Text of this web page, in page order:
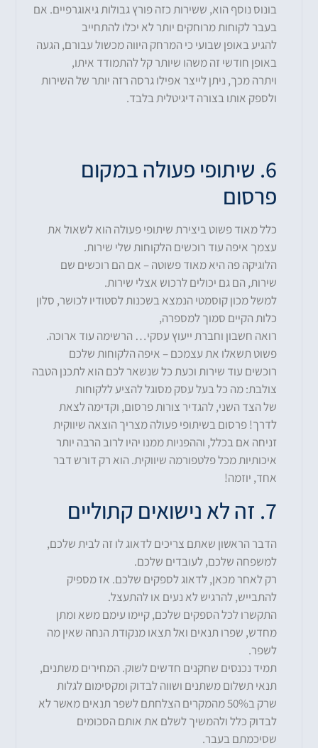
בונוס נוסף הוא, ששירות כזה פורץ גבולות גיאוגרפיים. אם
בעבר לקוחות מרוחקים יותר לא יכלו להתחייב
להגיע באופן שבועי כי המרחק היווה מכשול עבורם, הגעה
באופן חודשי זה משהו שיותר קל להתמודד איתו,
ויתרה מכך, ניתן לייצר אפילו גרסה רזה יותר של השירות
ולספק אותו בצורה דיגיטלית בלבד.
6. שיתופי פעולה במקום
פרסום
כלל מאוד פשוט ביצירת שיתופי פעולה הוא לשאול את
עצמך איפה עוד רוכשים הלקוחות שלי שירות.
הלוגיקה פה היא מאוד פשוטה – אם הם רוכשים שם
שירות, הם גם יכולים לרכוש אצלי שירות.
למשל מכון קוסמטי הנמצא בשכנות לסטודיו לכושר, סלון
כלות הקיים סמוך למספרה,
רואה חשבון וחברת ייעוץ עסקי… הרשימה עוד ארוכה.
פשוט תשאלו את עצמכם – איפה הלקוחות שלכם
רוכשים עוד שירות וכעת כל שנשאר לכם הוא לתכנן הטבה
צולבת: מה כל בעל עסק מסוגל להציע ללקוחות
של הצד השני, להגדיר צורות פרסום, וקדימה לצאת
לדרך! פרסום בשיתופי פעולה מצריך הוצאה שיווקית
זניחה אם בכלל, וההפניות ממנו יהיו לרוב הרבה יותר
איכותיות מכל פלטפורמה שיווקית. הוא רק דורש דבר
אחד, יוזמה!
7. זה לא נישואים קתוליים
הדבר הראשון שאתם צריכים לדאוג לו זה לבית שלכם,
למשפחה שלכם, לעובדים שלכם.
רק לאחר מכאן, לדאוג לספקים שלכם. אז מספיק
להתבייש, להרגיש לא נעים או להתעצל.
התקשרו לכל הספקים שלכם, קיימו עימם משא ומתן
מחדש, שפרו תנאים ואל תצאו מנקודת הנחה שאין מה
לשפר.
תמיד נכנסים שחקנים חדשים לשוק. המחירים משתנים,
תנאי תשלום משתנים ושווה לבדוק ומקסימום לגלות
שרק ב50% מהמקרים הצלחתם לשפר תנאים מאשר לא
לבדוק כלל ולהמשיך לשלם את אותם הסכומים
שסיכמתם בעבר.